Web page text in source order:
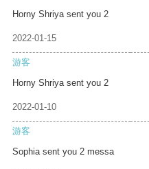
Horny Shriya sent you 2
2022-01-15
游客
Horny Shriya sent you 2
2022-01-10
游客
Sophia sent you 2 messa